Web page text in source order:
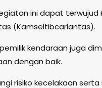
ini dapat
(Kamseltibcarlantas).
kendaraan juga
dengan baik.
risiko kecelakaan